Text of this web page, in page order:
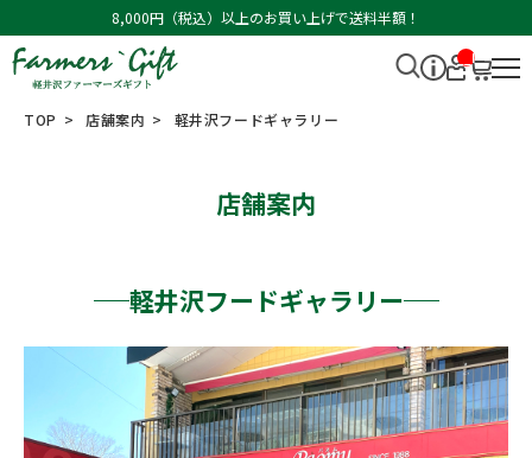
8,000円（税込）以上のお買い上げで送料半額！
__I
T
TOP 店舗案内 軽井沢フードギャラリー
店舗案内
軽井沢フードギャラリー